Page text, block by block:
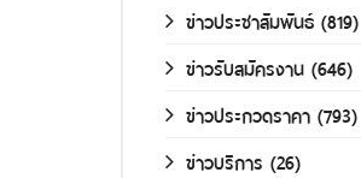
ข่าวประชาสัมพันธ์ (819)
ข่าวรับสมัครงาน (646)
ข่าวประกวดราคา (793)
ข่าวบริการ (26)